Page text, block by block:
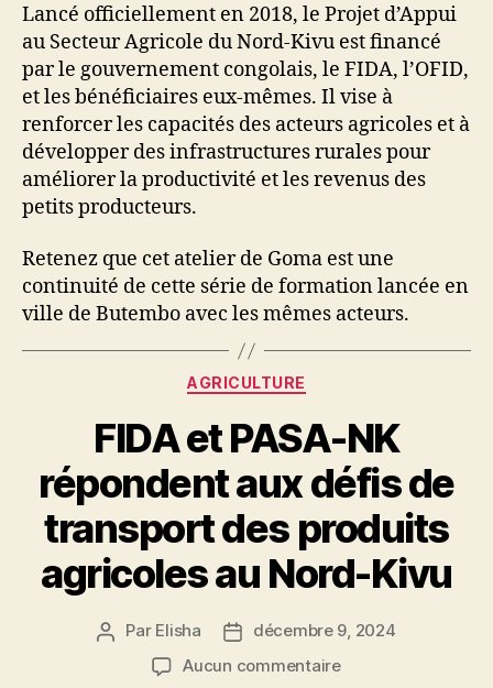
Lancé officiellement en 2018, le Projet d’Appui
au Secteur Agricole du Nord-Kivu est financé
par le gouvernement congolais, le FIDA, l’OFID,
et les bénéficiaires eux-mêmes. Il vise à
renforcer les capacités des acteurs agricoles et à
développer des infrastructures rurales pour
améliorer la productivité et les revenus des
petits producteurs.
Retenez que cet atelier de Goma est une
continuité de cette série de formation lancée en
ville de Butembo avec les mêmes acteurs.
AGRICULTURE
FIDA et PASA-NK
répondent aux défis de
transport des produits
agricoles au Nord-Kivu
Par Elisha
décembre 9, 2024
Aucun commentaire